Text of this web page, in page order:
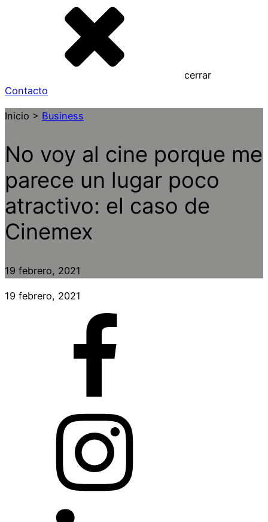
cerrar
Contacto
Inicio > Business
No voy al cine porque me
parece un lugar poco
atractivo: el caso de
Cinemex
19 febrero, 2021
19 febrero, 2021